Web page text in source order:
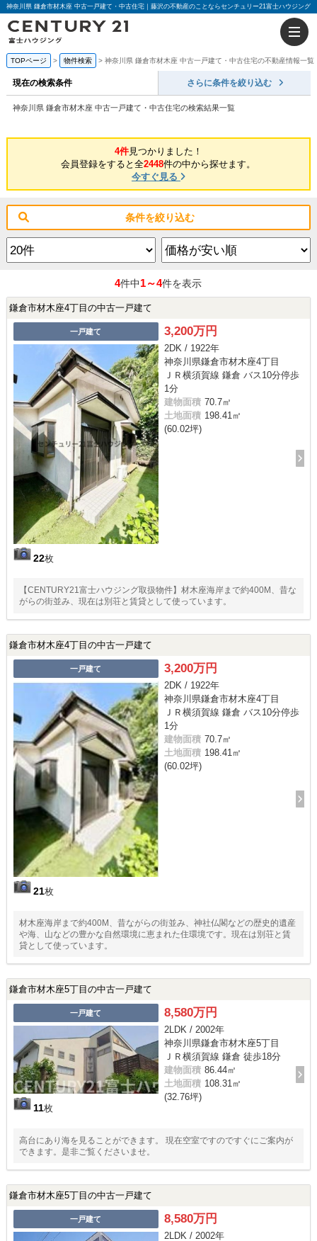
神奈川県 鎌倉市材木座 中古一戸建て・中古住宅｜藤沢の不動産のことならセンチュリー21富士ハウジング
TOPページ 物件検索 神奈川県 鎌倉市材木座 中古一戸建て・中古住宅の不動産情報一覧
現在の検索条件 さらに条件を絞り込む
神奈川県 鎌倉市材木座 中古一戸建て・中古住宅の検索結果一覧
4件見つかりました！
会員登録をすると全2448件の中から探せます。
今すぐ見る
条件を絞り込む
4件中1～4件を表示
鎌倉市材木座4丁目の中古一戸建て
一戸建て
22枚
3,200万円
2DK / 1922年
神奈川県鎌倉市材木座4丁目
ＪＲ横須賀線 鎌倉 バス10分停歩
1分
建物面積 70.7㎡
土地面積 198.41㎡
(60.02坪)
【CENTURY21富士ハウジング取扱物件】材木座海岸まで約400M、昔な
がらの街並み、現在は別荘と賃貸として使っています。
鎌倉市材木座4丁目の中古一戸建て
一戸建て
21枚
3,200万円
2DK / 1922年
神奈川県鎌倉市材木座4丁目
ＪＲ横須賀線 鎌倉 バス10分停歩
1分
建物面積 70.7㎡
土地面積 198.41㎡
(60.02坪)
材木座海岸まで約400M、昔ながらの街並み、神社仏閣などの歴史的遺産
や海、山などの豊かな自然環境に恵まれた住環境です。現在は別荘と賃
貸として使っています。
鎌倉市材木座5丁目の中古一戸建て
一戸建て
11枚
8,580万円
2LDK / 2002年
神奈川県鎌倉市材木座5丁目
ＪＲ横須賀線 鎌倉 徒歩18分
建物面積 86.44㎡
土地面積 108.31㎡
(32.76坪)
高台にあり海を見ることができます。 現在空室ですのですぐにご案内が
できます。是非ご覧くださいませ。
鎌倉市材木座5丁目の中古一戸建て
一戸建て 8,580万円
2LDK / 2002年